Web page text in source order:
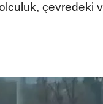
çevredeki